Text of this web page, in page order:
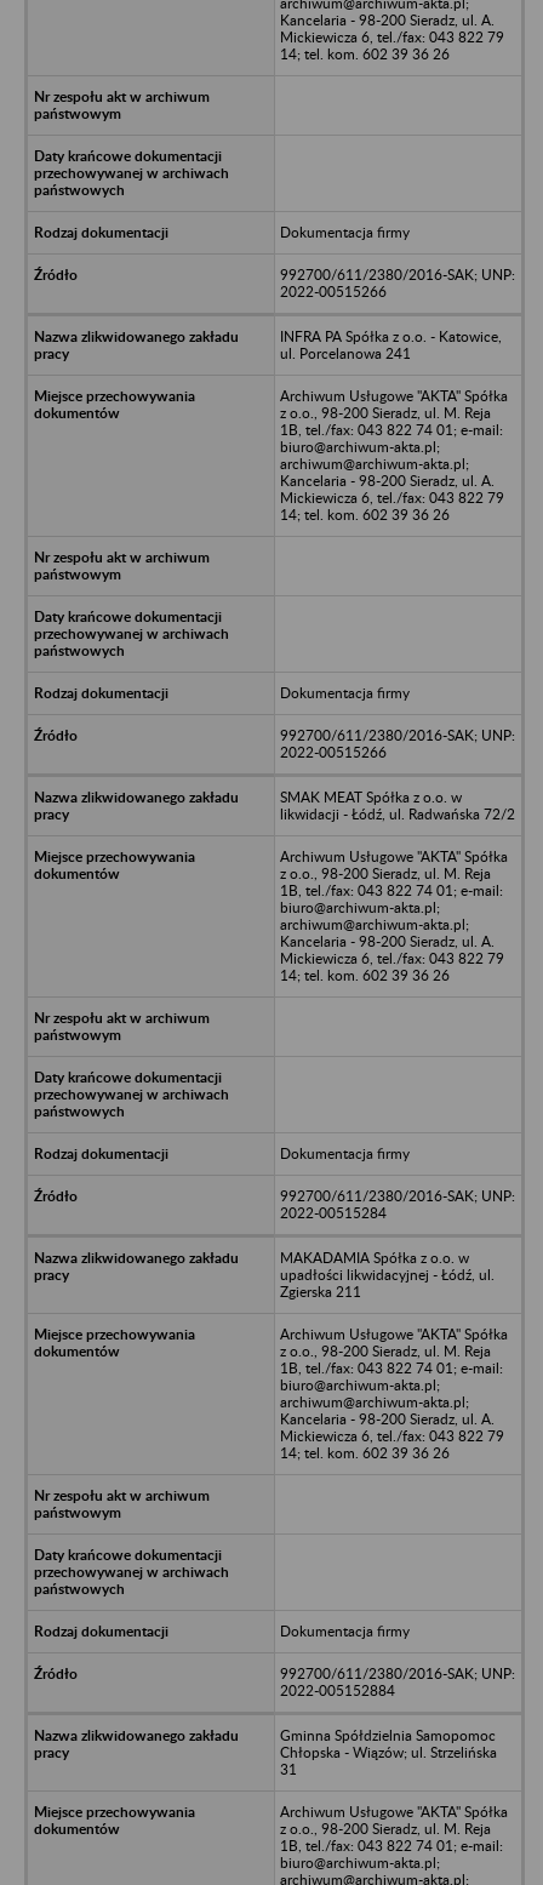
Kancelaria - 98-200 Sieradz, ul. A.
Mickiewicza 6, tel./fax: 043 822 79
14; tel. kom. 602 39 36 26
Dokumentacja firmy
992700/611/2380/2016-SAK; UNP:
2022-00515266
INFRA PA Spółka z o.o. - Katowice,
ul. Porcelanowa 241
Archiwum Usługowe "AKTA" Spółka
z o.o., 98-200 Sieradz, ul. M. Reja
1B, tel./fax: 043 822 74 01; e-mail:
biuro@archiwum-akta.pl;
archiwum@archiwum-akta.pl;
Kancelaria - 98-200 Sieradz, ul. A.
Mickiewicza 6, tel./fax: 043 822 79
14; tel. kom. 602 39 36 26
Dokumentacja firmy
992700/611/2380/2016-SAK; UNP:
2022-00515266
SMAK MEAT Spółka z o.o. w
likwidacji - Łódź, ul. Radwańska 72/2
Archiwum Usługowe "AKTA" Spółka
z o.o., 98-200 Sieradz, ul. M. Reja
1B, tel./fax: 043 822 74 01; e-mail:
biuro@archiwum-akta.pl;
archiwum@archiwum-akta.pl;
Kancelaria - 98-200 Sieradz, ul. A.
Mickiewicza 6, tel./fax: 043 822 79
14; tel. kom. 602 39 36 26
Dokumentacja firmy
992700/611/2380/2016-SAK; UNP:
2022-00515284
MAKADAMIA Spółka z o.o. w
upadłości likwidacyjnej - Łódź, ul.
Zgierska 211
Archiwum Usługowe "AKTA" Spółka
z o.o., 98-200 Sieradz, ul. M. Reja
1B, tel./fax: 043 822 74 01; e-mail:
biuro@archiwum-akta.pl;
archiwum@archiwum-akta.pl;
Kancelaria - 98-200 Sieradz, ul. A.
Mickiewicza 6, tel./fax: 043 822 79
14; tel. kom. 602 39 36 26
Dokumentacja firmy
992700/611/2380/2016-SAK; UNP:
2022-005152884
Gminna Spółdzielnia Samopomoc
Chłopska - Wiązów; ul. Strzelińska
31
Archiwum Usługowe "AKTA" Spółka
z o.o., 98-200 Sieradz, ul. M. Reja
1B, tel./fax: 043 822 74 01; e-mail:
biuro@archiwum-akta.pl;
archiwum@archiwum-akta.pl;